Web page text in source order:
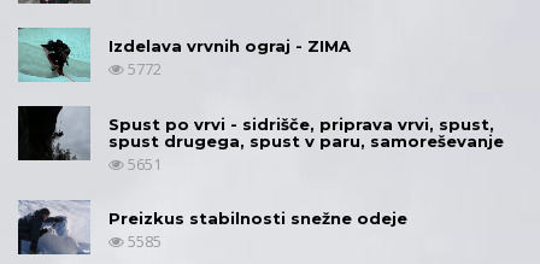
Izdelava vrvnih ograj - ZIMA
5772
Spust po vrvi - sidrišče, priprava vrvi, spust,
spust drugega, spust v paru, samoreševanje
5651
Preizkus stabilnosti snežne odeje
5585